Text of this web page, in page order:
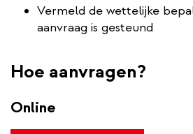
Vermeld de wettelijke
aanvraag is gesteund
Hoe aanvragen?
Online